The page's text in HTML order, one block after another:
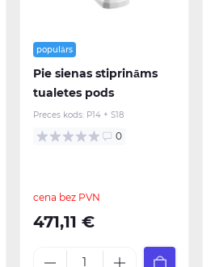
populārs
Pie sienas stiprināms
tualetes pods
Preces kods: P14 + S18
0
cena bez PVN
471,11 €